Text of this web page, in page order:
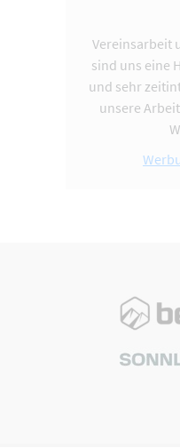
Vereinsarbeit
sind uns eine
und sehr
unsere